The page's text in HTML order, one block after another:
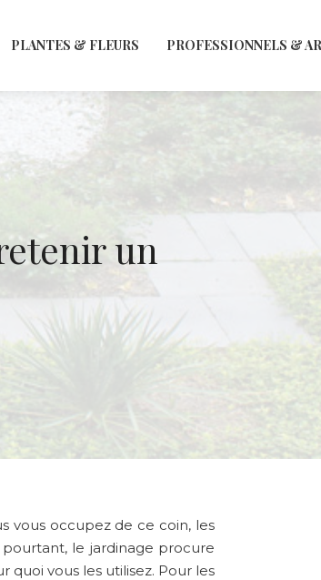
PLANTES & FLEURS PROFESSIONNELS &
un
vous occupez de ce coin, les
le jardinage procure
vous les utilisez. Pour les